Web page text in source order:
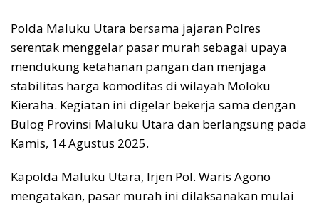
Polda Maluku Utara bersama jajaran Polres
serentak menggelar pasar murah sebagai upaya
mendukung ketahanan pangan dan menjaga
stabilitas harga komoditas di wilayah Moloku
Kieraha. Kegiatan ini digelar bekerja sama dengan
Bulog Provinsi Maluku Utara dan berlangsung pada
Kamis, 14 Agustus 2025.
Kapolda Maluku Utara, Irjen Pol. Waris Agono
mengatakan, pasar murah ini dilaksanakan mulai